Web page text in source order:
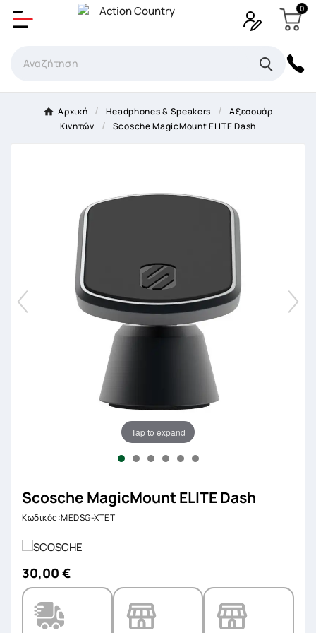
0
Αρχική Headphones & Speakers
Αξεσουάρ
Κινητών
Scosche MagicMount ELITE Dash
Tap to expand
Scosche MagicMount ELITE Dash
Κωδικός:MEDSG-XTET
30,00 €
Δημιουργία λίστα επιθυμητών
×
Όνομα Λίστα επιθυμιτών
Ακύρωση Δημιουργία λίστα επιθυμητών